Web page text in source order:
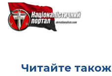
Читайте також